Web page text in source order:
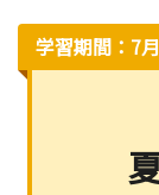
学習期間：7